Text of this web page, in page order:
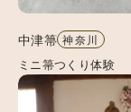
中津箒 神奈川
ミニ箒つくり体験